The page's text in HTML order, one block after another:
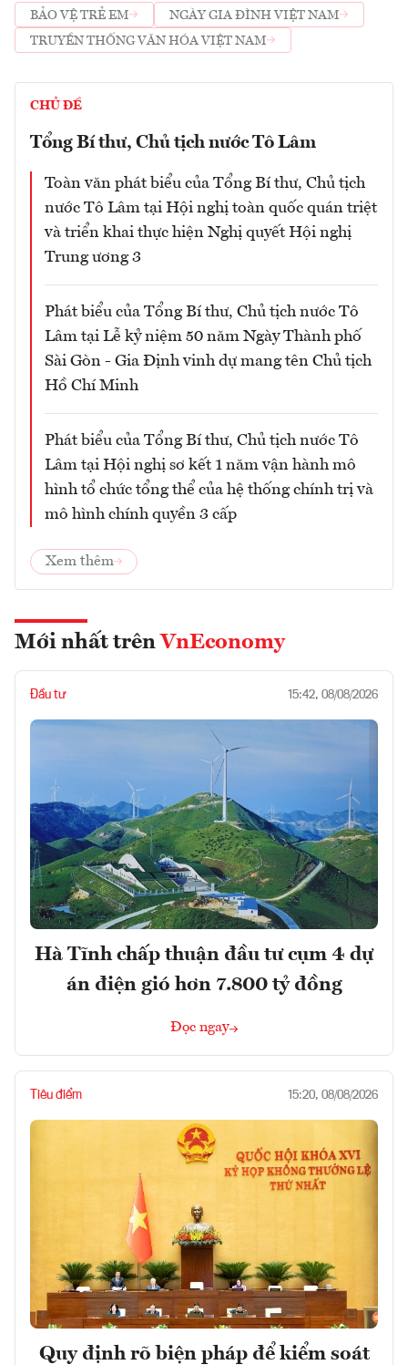
BẢO VỆ TRẺ EM
NGÀY GIA ĐÌNH VIỆT NAM
TRUYỀN THỐNG VĂN HÓA VIỆT NAM
CHỦ ĐỀ
Tổng Bí thư, Chủ tịch nước Tô Lâm
Toàn văn phát biểu của Tổng Bí thư, Chủ tịch
nước Tô Lâm tại Hội nghị toàn quốc quán triệt
và triển khai thực hiện Nghị quyết Hội nghị
Trung ương 3
Phát biểu của Tổng Bí thư, Chủ tịch nước Tô
Lâm tại Lễ kỷ niệm 50 năm Ngày Thành phố
Sài Gòn - Gia Định vinh dự mang tên Chủ tịch
Hồ Chí Minh
Phát biểu của Tổng Bí thư, Chủ tịch nước Tô
Lâm tại Hội nghị sơ kết 1 năm vận hành mô
hình tổ chức tổng thể của hệ thống chính trị và
mô hình chính quyền 3 cấp
Xem thêm
Mới nhất trên VnEconomy
Đầu tư 15:42, 08/08/2026
Hà Tĩnh chấp thuận đầu tư cụm 4 dự
án điện gió hơn 7.800 tỷ đồng
Đọc ngay
Tiêu điểm 15:20, 08/08/2026
Quy định rõ biện pháp để kiểm soát